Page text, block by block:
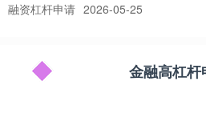
融资杠杆申请 2026-05-25
在线配资 问题批次产品只供开市客
金融高杠杆